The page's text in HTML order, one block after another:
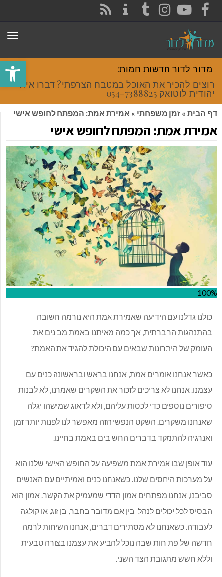
פתח
FACEBOOK
YOUTUBE
INSTAGRAM
TUMBLR
מדור לדור חדשות חמות:
רוצים להכיר את האוכל במטבח הצרפתי? דברו איתי
יהודית לוטואק 054-7388825.
דף הבית » זמן משפחתי » אמירת אמת: המפתח לחופש אישי
אמירת אמת: המפתח לחופש אישי
100%
כולנו גדלנו עם הידיעה שאמירת אמת היא נורמה חשובה
בהתנהגות החברתית, אך כמה מאיתנו באמת מבינים את
העומק של היתרונות שבאים עם היכולת להגיד את האמת?
כאשר אנחנו אומרים אמת, אנחנו בראש ובראשונה כנים עם
עצמנו. אנחנו לא צריכים לזכור את השקרים שאמרנו, לא לבנות
סיפורים נוספים כדי לכסות עליהם, ולא לדאוג שמישהו יגלה
שאנחנו משקרים. השקט הנפשי הזה מאפשר לנו לפנות יותר זמן
ואנרגיה להתמקד בדברים החשובים באמת בחיינו.
עוד אופן שבו אמירת אמת משפיעה על החופש האישי שלנו הוא
על מערכות היחסים שלנו. כשאנחנו כנים ואמיתיים עם האנשים
סביבנו, אנחנו מפתחים אמון הדדי שמעמיק את הקשר. אמון הוא
הבסיס לכל יכולים לנהל בין אם מדובר בחבר, בן זוג, או קולגה
לעבודה. כשאנחנו לא מסתירים דברים, אנחנו השיחות לרמה
חדשה של פתיחות שבה נוכל להביע את עצמנו בצורה טבעית
וללא חשש מתגובת הצד השני.